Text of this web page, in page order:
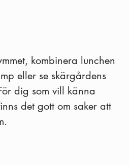
ikon
kombinera lunchen
eller se skärgårdens
dig som vill känna
det gott om saker att